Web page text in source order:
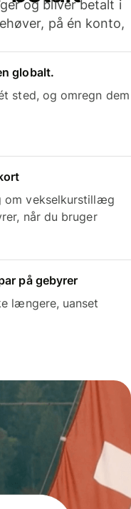
og bliver betalt i
på én konto,
globalt.
sted, og omregn dem
om vekselkurstillæg
når du bruger
på gebyrer
længere, uanset